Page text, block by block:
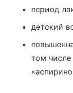
период
детский
том числе